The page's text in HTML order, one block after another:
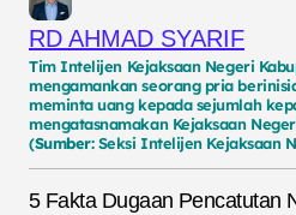
RD AHMAD SYARIF
Tim Intelijen Kejaksaan Negeri
mengamankan seorang pria
meminta uang kepada sejumlah
mengatasnamakan Kejaksaan
(Sumber:Seksi Intelijen Kejaksaan
5 Fakta Dugaan Pencatutan Nama Kejaksaan di